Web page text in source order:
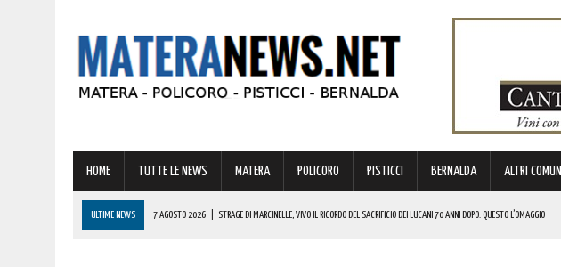
HOME TUTTE LE NEWS MATERA POLICORO PISTICCI BERNALDA ALTRI COMUNI
ULTIME NEWS 7 AGOSTO 2026 STRAGE DI MARCINELLE, VIVO IL RICORDO DEL SACRIFICIO DEI LUCANI 70 ANNI DOPO: QUESTO L’OMAGGIO